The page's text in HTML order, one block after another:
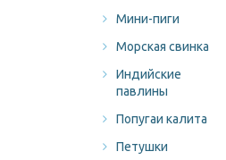
Мини-пиги
Морская свинка
Индийские
павлины
Попугаи калита
Петушки